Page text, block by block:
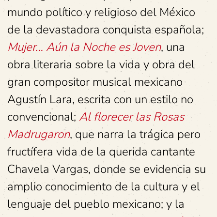
mundo político y religioso del México
de la devastadora conquista española;
Mujer… Aún la Noche es Joven, una
obra literaria sobre la vida y obra del
gran compositor musical mexicano
Agustín Lara, escrita con un estilo no
convencional; Al florecer las Rosas
Madrugaron, que narra la trágica pero
fructífera vida de la querida cantante
Chavela Vargas, donde se evidencia su
amplio conocimiento de la cultura y el
lenguaje del pueblo mexicano; y la